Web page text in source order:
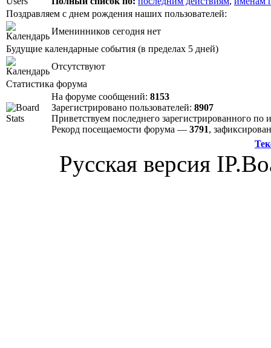
Поздравляем с днем рождения наших пользователей:
Именинников сегодня нет
Будущие календарные события (в пределах 5 дней)
Отсутствуют
Статистика форума
На форуме сообщений: 8153
Зарегистрировано пользователей: 8907
Приветствуем последнего зарегистрированного по
Рекорд посещаемости форума — 3791,
Русская версия